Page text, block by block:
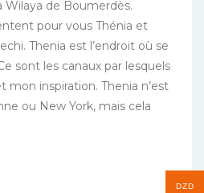
Wilaya de Boumerdès.
pour vous Thénia et
Thenia est l’endroit où se
sont les canaux par lesquels
inspiration. Thenia n’est
ou New York, mais cela
DZD